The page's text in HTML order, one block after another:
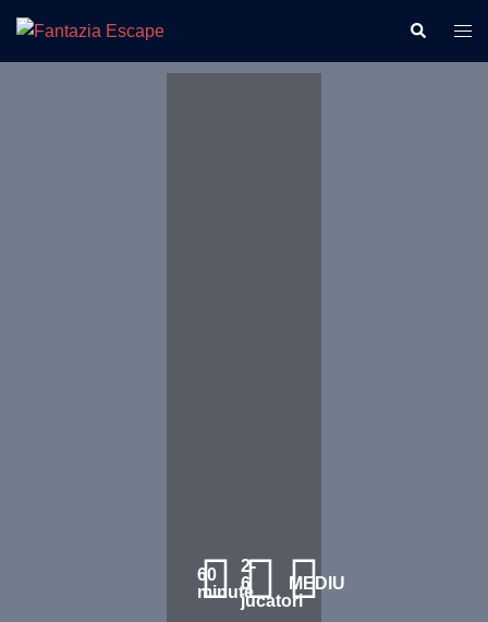
60
minute
2-
6
jucatori
MEDIU